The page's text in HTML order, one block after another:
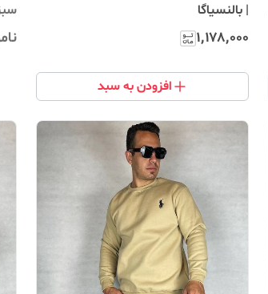
| بالنسیاگا
۱٬۱۷۸٬۰۰۰
افزودن به سبد